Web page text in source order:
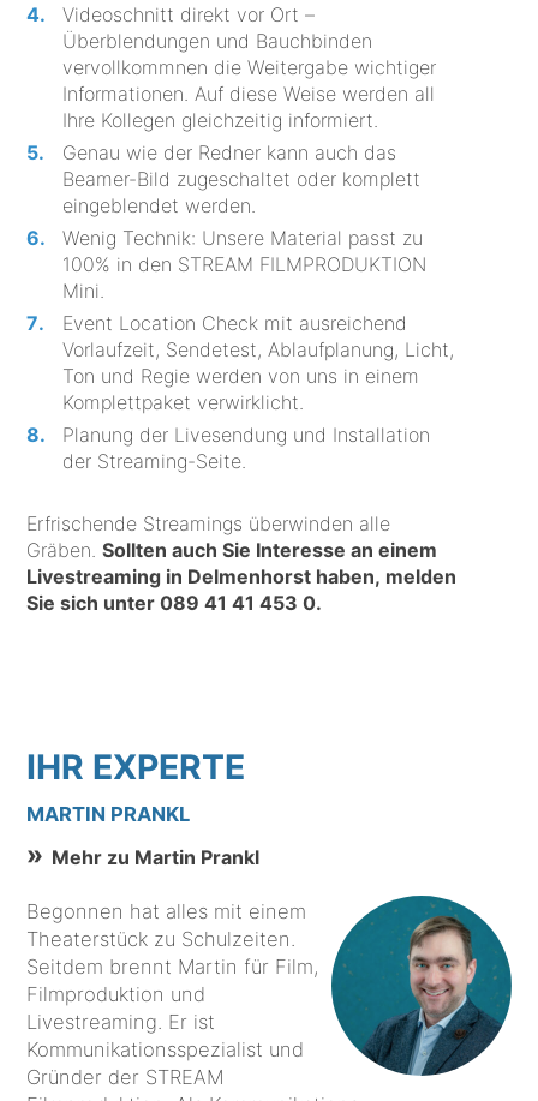
Videoschnitt direkt vor Ort –
Überblendungen und Bauchbinden
vervollkommnen die Weitergabe wichtiger
Informationen. Auf diese Weise werden all
Ihre Kollegen gleichzeitig informiert.
Genau wie der Redner kann auch das
Beamer-Bild zugeschaltet oder komplett
eingeblendet werden.
Wenig Technik: Unsere Material passt zu
100% in den STREAM FILMPRODUKTION
Mini.
Event Location Check mit ausreichend
Vorlaufzeit, Sendetest, Ablaufplanung, Licht,
Ton und Regie werden von uns in einem
Komplettpaket verwirklicht.
Planung der Livesendung und Installation
der Streaming-Seite.
Erfrischende Streamings überwinden alle
Gräben.Sollten auch Sie Interesse an einem
Livestreaming in Delmenhorst haben, melden
Sie sich unter089 41 41 453 0.
IHR EXPERTE
MARTIN PRANKL
Mehr zu Martin Prankl
Begonnen hat alles mit einem
Theaterstück zu Schulzeiten.
Seitdem brennt Martin für Film,
Filmproduktion und
Livestreaming. Er ist
Kommunikationsspezialist und
Gründer der STREAM